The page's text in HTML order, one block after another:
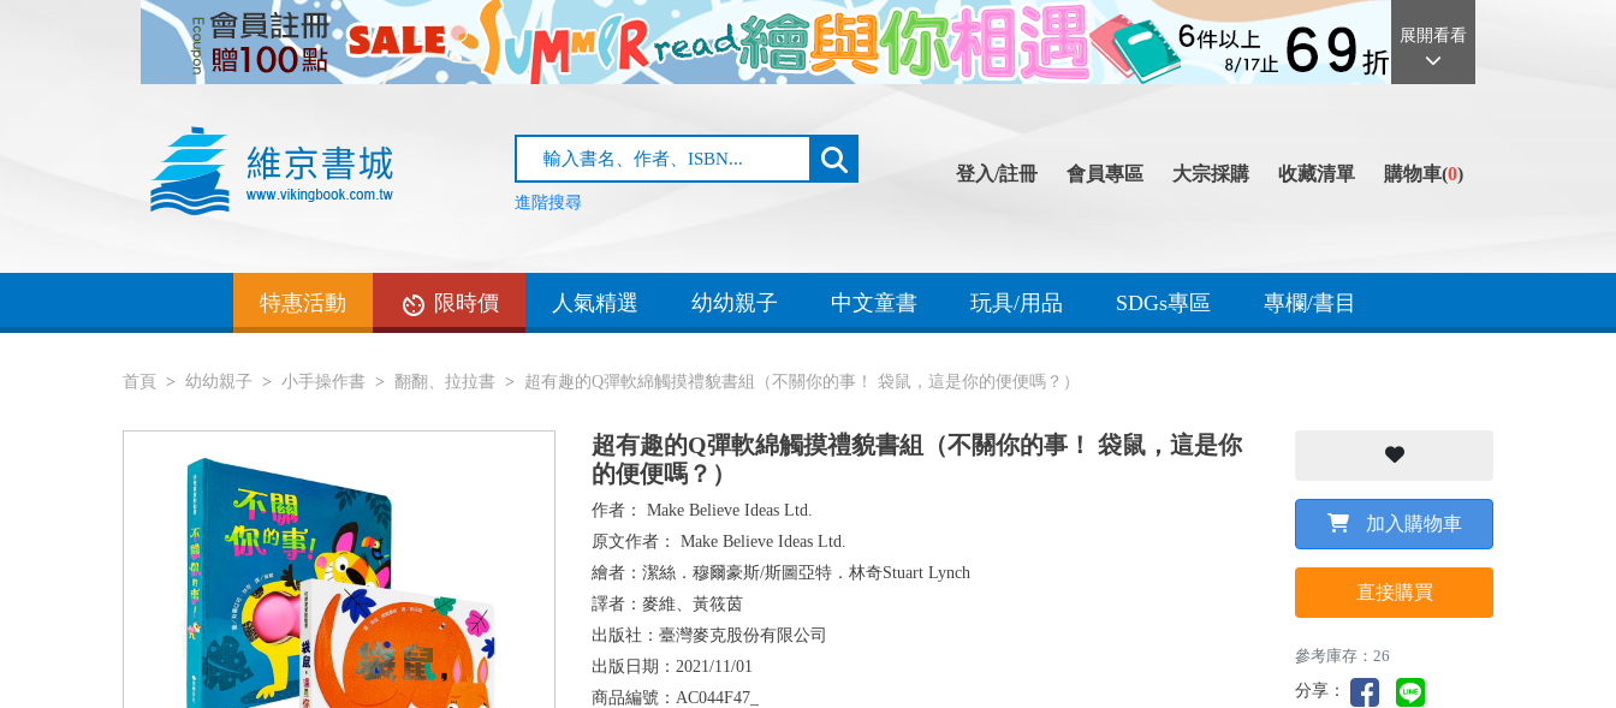
展開看看
進階搜尋
登入/註冊 會員專區 大宗採購 收藏清單 購物車(0)
特惠活動 限時價 人氣精選 幼幼親子 中文童書 玩具/用品 SDGs專區 專欄/書目
首頁 幼幼親子 小手操作書 翻翻、拉拉書 超有趣的Q彈軟綿觸摸禮貌書組（不關你的事！ 袋鼠，這是你的便便嗎？）
超有趣的Q彈軟綿觸摸禮貌書組（不關你的事！ 袋鼠，這是你
的便便嗎？）
作者： Make Believe Ideas Ltd.
原文作者： Make Believe Ideas Ltd.
繪者： 潔絲．穆爾豪斯/斯圖亞特．林奇Stuart Lynch
譯者： 麥維、黃筱茵
出版社： 臺灣麥克股份有限公司
出版日期： 2021/11/01
商品編號： AC044F47_
加入購物車
直接購買
參考庫存：26
分享：